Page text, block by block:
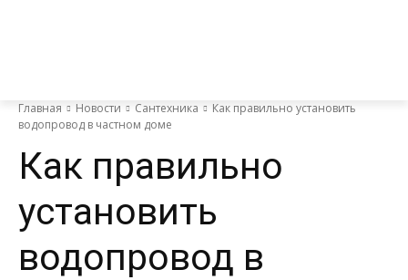
Главная Новости Сантехника
Как правильно установить
водопровод в частном доме
Как правильно
установить
водопровод в